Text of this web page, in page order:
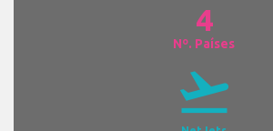
4
Nº. Países
flight_takeoff